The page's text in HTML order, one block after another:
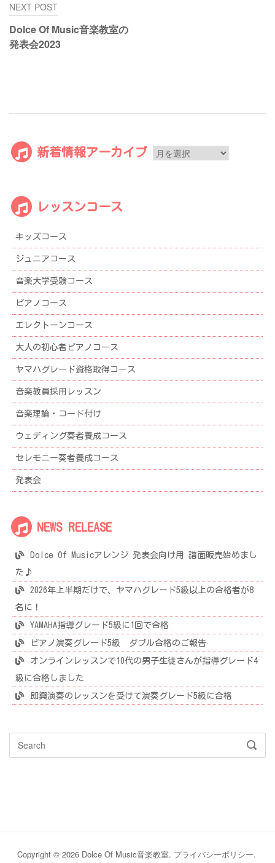
シ
ョ
ン
NEXT POST
Dolce Of Music音楽教室の
発表会2023
新着情報アーカイブ
新
ブ
レッスンコース
キッズコース
ジュニアコース
音楽大学受験コース
ピアノコース
エレクトーンコース
大人の初心者ピアノコース
ヤマハグレード資格取得コース
音楽教員採用レッスン
音楽理論・コード付け
ウェディング奏者養成コース
セレモニー奏者養成コース
発表会
NEWS RELEASE
Dolce Of Musicアレンジ 発表会向け用 譜面販売始めまし
た♪
2026年上半期だけで、ヤマハグレード5級以上の合格者が8
名に！
YAMAHA指導グレード5級に1回で合格
ピアノ演奏グレード5級 ダブル合格のご報告
オンラインレッスンで10代の男子生徒さんが指導グレード4
級に合格しました
即興演奏のレッスンを受けて演奏グレード5級に合格
Search
Copyright © 2026 Dolce Of Music音楽教室. プライバシーポリシー.